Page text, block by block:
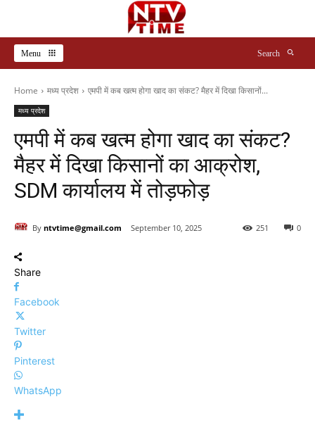
Menu Search
Home मध्य प्रदेश एमपी में कब खत्म होगा खाद का संकट? मैहर में दिखा किसानों...
मध्य प्रदेश
एमपी में कब खत्म होगा खाद का संकट?
मैहर में दिखा किसानों का आक्रोश,
SDM कार्यालय में तोड़फोड़
By ntvtime@gmail.com September 10, 2025 0
251
Share
Facebook
Twitter
Pinterest
WhatsApp